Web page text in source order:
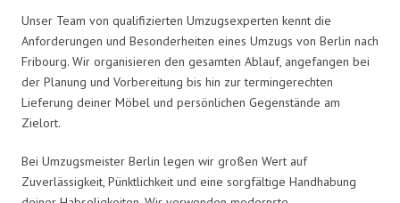
Unser Team von qualifizierten Umzugsexperten kennt die
Anforderungen und Besonderheiten eines Umzugs von Berlin nach
Fribourg. Wir organisieren den gesamten Ablauf, angefangen bei
der Planung und Vorbereitung bis hin zur termingerechten
Lieferung deiner Möbel und persönlichen Gegenstände am
Zielort.
Bei Umzugsmeister Berlin legen wir großen Wert auf
Zuverlässigkeit, Pünktlichkeit und eine sorgfältige Handhabung